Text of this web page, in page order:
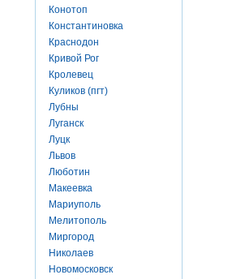
Конотоп
Константиновка
Краснодон
Кривой Рог
Кролевец
Куликов (пгт)
Лубны
Луганск
Луцк
Львов
Люботин
Макеевка
Мариуполь
Мелитополь
Миргород
Николаев
Новомосковск